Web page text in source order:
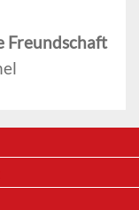
Freundschaft